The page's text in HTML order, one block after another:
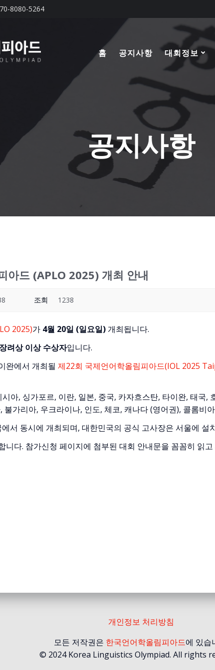
8080-5264
홈 공지사항 대회정보
공지사항
아드 (APLO 2025) 개최 안내
조회 1238
2025)가 4월 20일 (일요일)개최됩니다.
려상 이상 수상자입니다.
완에서 개최될 제22회 국제언어학올림피아드(IOL 2025
아, 싱가포르, 이란, 일본, 중국, 카자흐스탄, 타이완, 태국,
가리아, 우크라이나, 인도, 체코, 캐나다 (영어권), 콜롬비
서 동시에 개최되며, 대한민국의 공식 고사장은 서울에 설
니다. 참가신청 페이지에 첨부된 대회 안내문을 꼼꼼히 읽고
개인정보 처리방침
모든 저작권은 한국언어학올림피아드에 있습
© 2024 Korea Linguistics Olympiad. All rights